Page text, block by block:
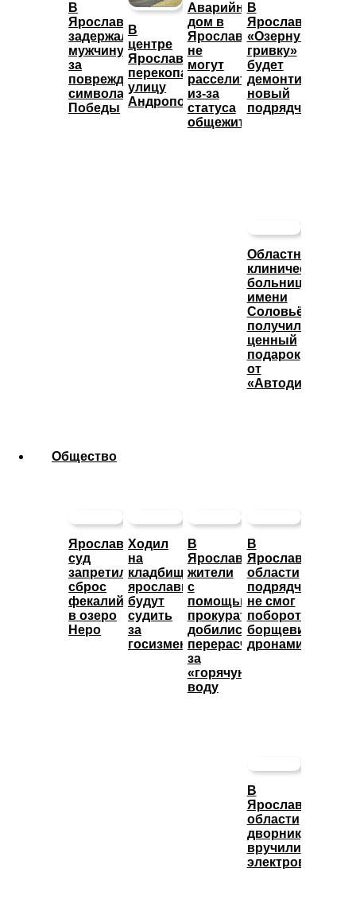
В
Ярославле
задержали
мужчину
за
повреждение
символа
Победы
В
центре
Ярославля
перекопали
улицу
Андропова
Аварийный
дом в
Ярославле
не
могут
расселить
из-за
статуса
общежития
В
Ярославле
«Озерную
гривку»
будет
демонтировать
новый
подрядчик
Областная
клиническая
больница
имени
Соловьёва
получила
ценный
подарок
от
«Автодизеля»
Общество
Ярославский
суд
запретил
сброс
фекалий
в озеро
Неро
Ходил
на
кладбище:
ярославца
будут
судить
за
госизмену
В
Ярославле
жители
с
помощью
прокуратуры
добились
перерасчета
за
«горячую»
воду
В
Ярославской
области
подрядчик
не смог
побороть
борщевик
дронами
В
Ярославской
области
дворнику
вручили